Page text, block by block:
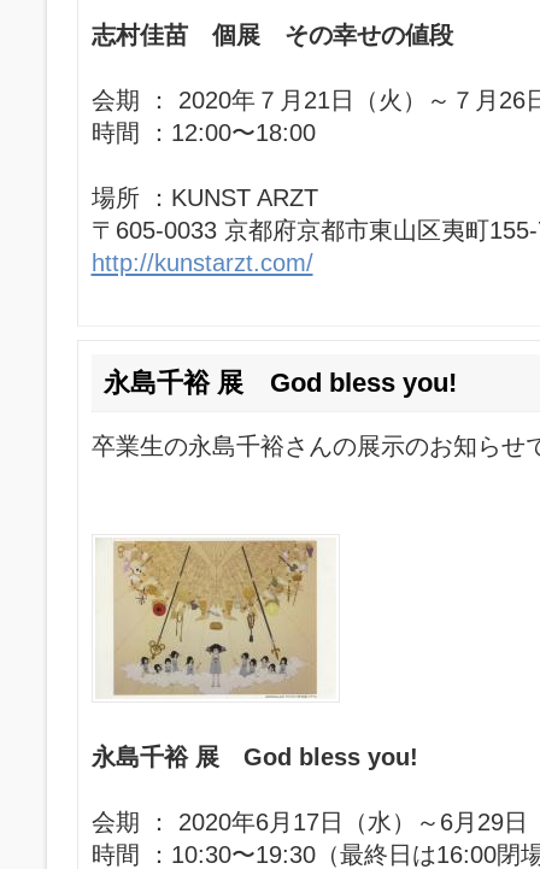
志村佳苗 個展 その幸せの値段
会期 ： 2020年７月21日（火）～７月26
時間 ：12:00〜18:00
場所 ：KUNST ARZT
〒605-0033 京都府京都市東山区夷町
http://kunstarzt.com/
永島千裕 展 God bless you!
卒業生の永島千裕さんの展示のお知らせ
永島千裕 展 God bless you!
会期 ： 2020年6月17日（水）～6月29日
時間 ：10:30〜19:30（最終日は16:00閉